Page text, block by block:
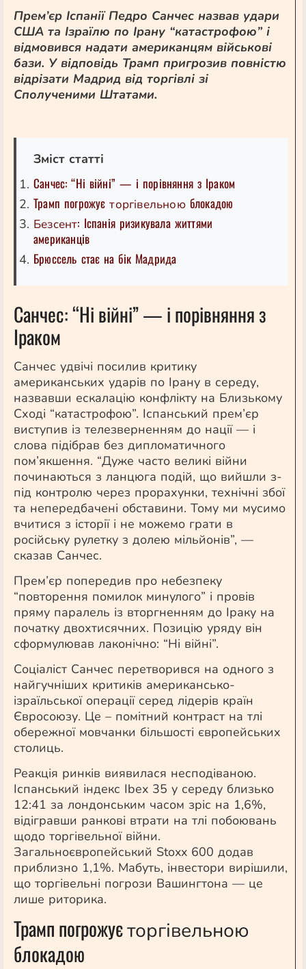
Прем’єр Іспанії Педро Санчес назвав удари
США та Ізраїлю по Ірану “катастрофою” і
відмовився надати американцям військові
бази. У відповідь Трамп пригрозив повністю
відрізати Мадрид від торгівлі зі
Сполученими Штатами.
Зміст статті
Санчес: “Ні війні” — і порівняння з Іраком
Трамп погрожуєторгівельноюблокадою
Безсент: Іспанія ризикувала життями
американців
Брюссель стає на бік Мадрида
Санчес: “Ні війні” — і порівняння з
Іраком
Санчес удвічі посилив критику
американських ударів по Ірану в середу,
назвавши ескалацію конфлікту на Близькому
Сході “катастрофою”. Іспанський прем’єр
виступив із телезверненням до нації — і
слова підібрав без дипломатичного
пом’якшення. “Дуже часто великі війни
починаються з ланцюга подій, що вийшли з-
під контролю через прорахунки, технічні збої
та непередбачені обставини. Тому ми мусимо
вчитися з історії і не можемо грати в
російську рулетку з долею мільйонів”, —
сказав Санчес.
Прем’єр попередив про небезпеку
“повторення помилок минулого” і провів
пряму паралель із вторгненням до Іраку на
початку двохтисячних. Позицію уряду він
сформулював лаконічно: “Ні війні”.
Соціаліст Санчес перетворився на одного з
найгучніших критиків американсько-
ізраїльської операції серед лідерів країн
Євросоюзу. Це – помітний контраст на тлі
обережної мовчанки більшості європейських
столиць.
Реакція ринків виявилася несподіваною.
Іспанський індекс Ibex 35 у середу близько
12:41 за лондонським часом зріс на 1,6%,
відігравши ранкові втрати на тлі побоювань
щодо торгівельноївійни.
Загальноєвропейський Stoxx 600 додав
приблизно 1,1%. Мабуть, інвестори вирішили,
що торгівельні погрози Вашингтона — це
лише риторика.
Трамп погрожуєторгівельною
блокадою